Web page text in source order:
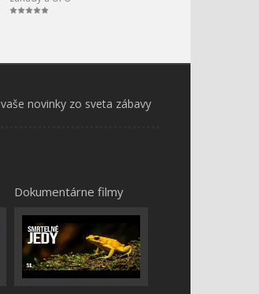
vaše novinky zo sveta zábavy
Dokumentárne filmy